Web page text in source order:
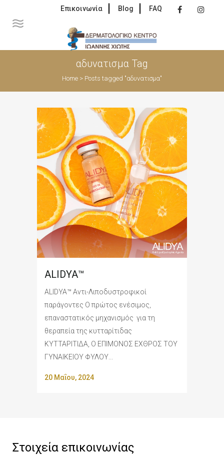
Επικοινωνία Blog FAQ
αδυνατισμα Tag
Home > Posts tagged "αδυνατισμα"
ALIDYA™
ALIDYA™ Αντι-Λιποδυστροφικοί
παράγοντες Ο πρώτος ενέσιμος,
επαναστατικός μηχανισμός για τη
θεραπεία της κυτταρίτιδας
ΚΥΤΤΑΡΙΤΙΔΑ, Ο ΕΠΙΜΟΝΟΣ ΕΧΘΡΟΣ ΤΟΥ
ΓΥΝΑΙΚΕΙΟΥ ΦΥΛΟΥ...
20 Μαΐου, 2024
Στοιχεία επικοινωνίας